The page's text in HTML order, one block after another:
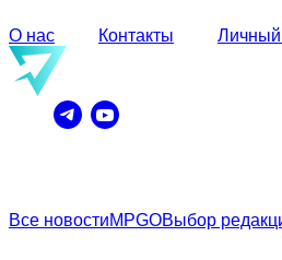
О нас Контакты Личный
Все новостиMPGOВыбор